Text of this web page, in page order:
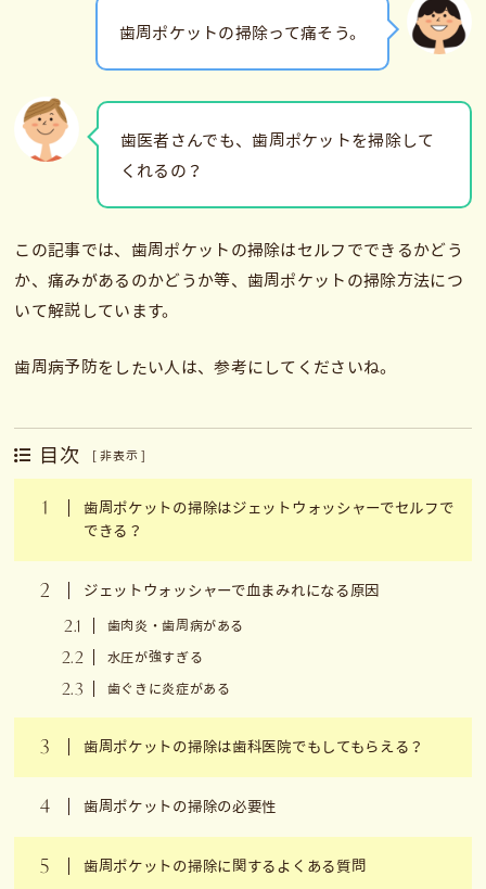
歯周ポケットの掃除って痛そう。
歯医者さんでも、歯周ポケットを掃除して
くれるの？
この記事では、歯周ポケットの掃除はセルフでできるかどう
か、痛みがあるのかどうか等、歯周ポケットの掃除方法につ
いて解説しています。
歯周病予防をしたい人は、参考にしてくださいね。
目次 [ 非表示 ]
1
歯周ポケットの掃除はジェットウォッシャーでセルフで
できる？
2 ジェットウォッシャーで血まみれになる原因
2.1 歯肉炎・歯周病がある
2.2 水圧が強すぎる
2.3 歯ぐきに炎症がある
3 歯周ポケットの掃除は歯科医院でもしてもらえる？
4 歯周ポケットの掃除の必要性
5 歯周ポケットの掃除に関するよくある質問